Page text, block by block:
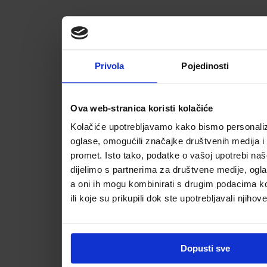
Privola Pojedinosti
Ova web-stranica koristi kolačiće
Kolačiće upotrebljavamo kako bismo
oglase, omogućili značajke društvenih medija i
promet. Isto tako, podatke o vašoj upotrebi
dijelimo s partnerima za društvene medije,
a oni ih mogu kombinirati s drugim podacima
ili koje su prikupili dok ste upotrebljavali
Dopusti sve